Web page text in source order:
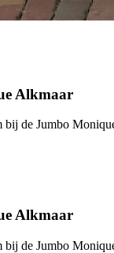
Alkmaar
de Jumbo
Alkmaar
de Jumbo